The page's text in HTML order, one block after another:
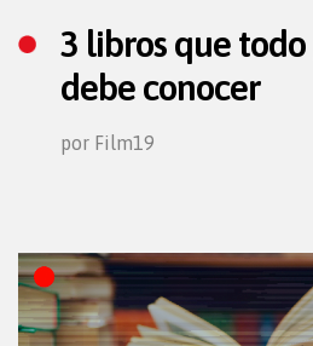
3 libros que
debe conocer
por Film19